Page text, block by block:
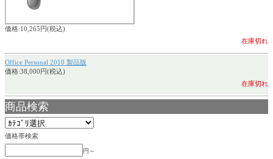
価格:10,265円(税込)
在庫切れ
Office Personal 2010 製品版
価格:38,000円(税込)
在庫切れ
商品検索
価格帯検索
円～